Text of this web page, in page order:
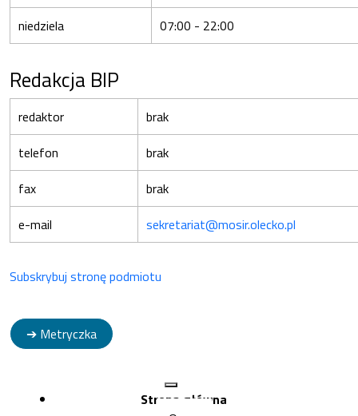
Strona główna
niedziela
07:00 - 22:00
Redakcja BIP
redaktor
brak
telefon
brak
fax
brak
e-mail
sekretariat@mosir.olecko.pl
Subskrybuj stronę podmiotu
➔ Metryczka